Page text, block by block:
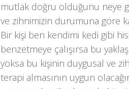
mutlak doğru olduğunu neye
ve zihnimizin durumuna göre
Bir kişi ben kendimi kedi gibi
benzetmeye çalışırsa bu
yoksa bu kişinin duygusal ve
terapi almasının uygun